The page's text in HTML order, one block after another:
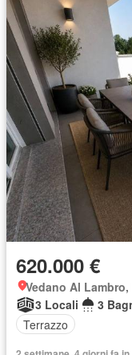
620.000 €
Vedano Al
3 Locali
3
Terrazzo